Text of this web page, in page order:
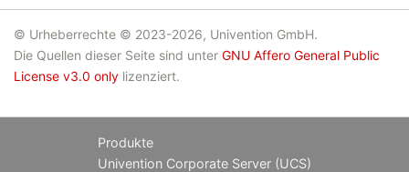
© Urheberrechte © 2023-2026, Univention GmbH.
Die Quellen dieser Seite sind unter GNU Affero General Public
License v3.0 only lizenziert.
Produkte
Univention Corporate Server (UCS)